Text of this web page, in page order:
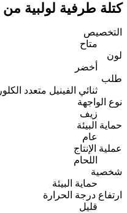
كتلة طرفية لولبية من UKK
التخصيص
متاح
لون
أخضر
طلب
ثنائي الفينيل متعدد الكلور
نوع الواجهة
زيف
حماية البيئة
عام
عملية الإنتاج
اللحام
شخصية
حماية البيئة
ارتفاع درجة الحرارة
قليل